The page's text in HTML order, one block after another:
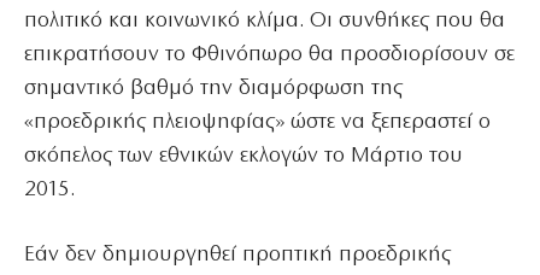
πολιτικό και κοινωνικό κλίμα. Οι συνθήκες που θα
επικρατήσουν το Φθινόπωρο θα προσδιορίσουν σε
σημαντικό βαθμό την διαμόρφωση της
«προεδρικής πλειοψηφίας» ώστε να ξεπεραστεί ο
σκόπελος των εθνικών εκλογών το Μάρτιο του
2015.
Εάν δεν δημιουργηθεί προπτική προεδρικής